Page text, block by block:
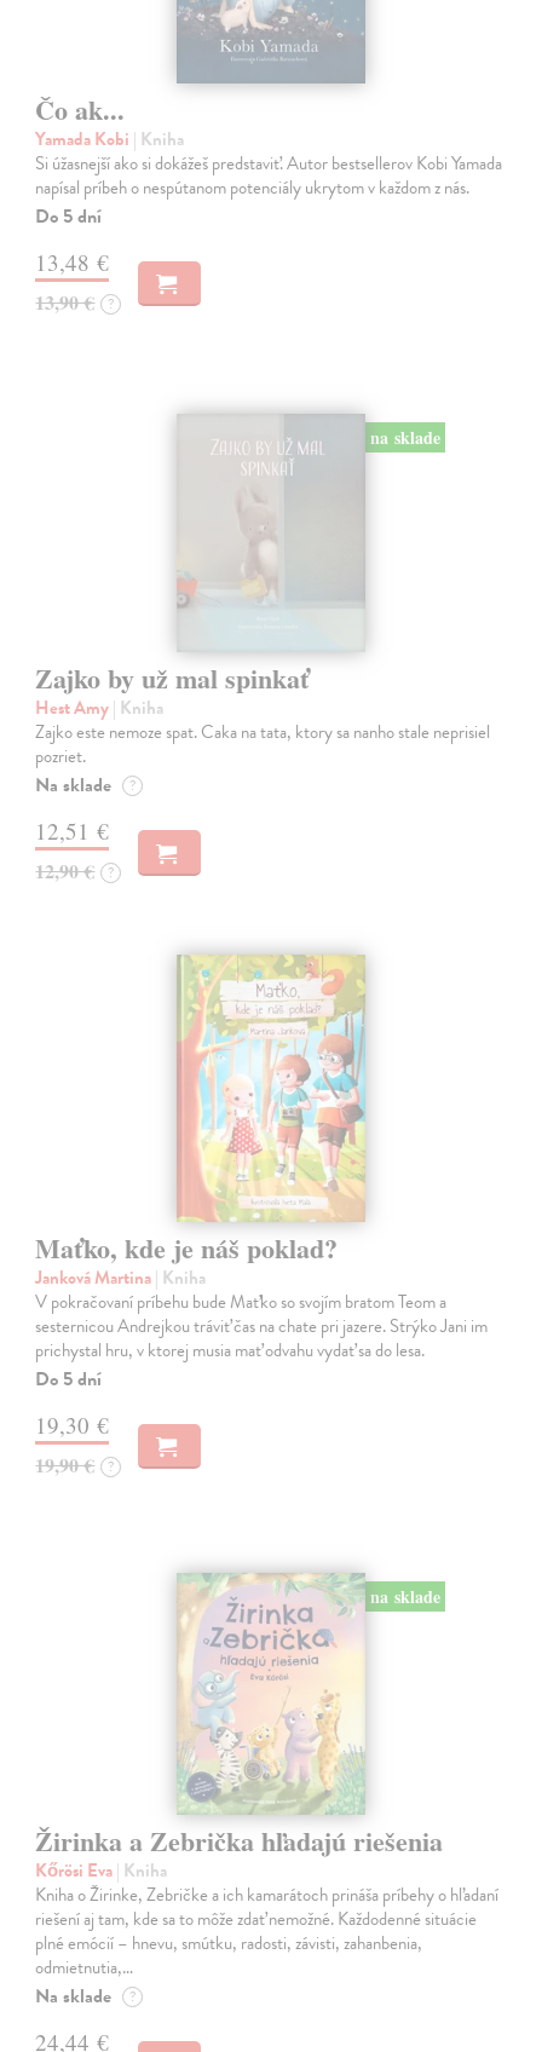
Čo ak...
Yamada Kobi | Kniha
Si úžasnejší ako si dokážeš predstaviť. Autor bestsellerov Kobi Yamada
napísal príbeh o nespútanom potenciály ukrytom v každom z nás.
Do 5 dní
13,48 €
13,90 € ?
na sklade
Zajko by už mal spinkať
Hest Amy| Kniha
Zajko este nemoze spat. Caka na tata, ktory sa nanho stale neprisiel
pozriet.
Na sklade ?
12,51 €
12,90 € ?
Maťko, kde je náš poklad?
Janková Martina| Kniha
V pokračovaní príbehu bude Maťko so svojím bratom Teom a
sesternicou Andrejkou tráviť čas na chate pri jazere. Strýko Jani im
prichystal hru, v ktorej musia mať odvahu vydať sa do lesa.
Do 5 dní
19,30 €
19,90 € ?
na sklade
Žirinka a Zebrička hľadajú riešenia
Kőrösi Eva| Kniha
Kniha o Žirinke, Zebričke a ich kamarátoch prináša príbehy o hľadaní
riešení aj tam, kde sa to môže zdať nemožné. Každodenné situácie
plné emócií – hnevu, smútku, radosti, závisti, zahanbenia,
odmietnutia,…
Na sklade ?
24,44 €